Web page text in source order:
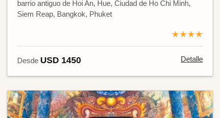
barrio antiguo de Hoi An, Hue, Ciudad de Ho Chi Minh,
Siem Reap, Bangkok, Phuket
★★★★
Desde USD 1450 Detalle